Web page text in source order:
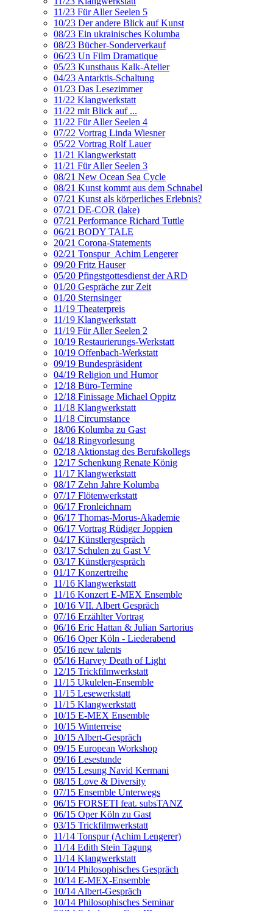
11/23 Für Aller Seelen 5
10/23 Der andere Blick auf Kunst
08/23 Ein ukrainisches Kolumba
08/23 Bücher-Sonderverkauf
06/23 Un Film Dramatique
05/23 Kunsthaus Kalk-Atelier
04/23 Antarktis-Schaltung
01/23 Das Lesezimmer
11/22 Klangwerkstatt
11/22 mit Blick auf ...
11/22 Für Aller Seelen 4
07/22 Vortrag Linda Wiesner
05/22 Vortrag Rolf Lauer
11/21 Klangwerkstatt
11/21 Für Aller Seelen 3
08/21 New Ocean Sea Cycle
08/21 Kunst kommt aus dem Schnabel
07/21 Kunst als körperliches Erlebnis?
07/21 DE-COR (lake)
07/21 Performance Richard Tuttle
06/21 BODY TALE
20/21 Corona-Statements
02/21 Tonspur_Achim Lengerer
09/20 Fritz Hauser
05/20 Pfingstgottesdienst der ARD
01/20 Gespräche zur Zeit
01/20 Sternsinger
11/19 Theaterpreis
11/19 Klangwerkstatt
11/19 Für Aller Seelen 2
10/19 Restaurierungs-Werkstatt
10/19 Offenbach-Werkstatt
09/19 Bundespräsident
04/19 Religion und Humor
12/18 Büro-Termine
12/18 Finissage Michael Oppitz
11/18 Klangwerkstatt
11/18 Circumstance
18/06 Kolumba zu Gast
04/18 Ringvorlesung
02/18 Aktionstag des Berufskollegs
12/17 Schenkung Renate König
11/17 Klangwerkstatt
08/17 Zehn Jahre Kolumba
07/17 Flötenwerkstatt
06/17 Fronleichnam
06/17 Thomas-Morus-Akademie
06/17 Vortrag Rüdiger Joppien
04/17 Künstlergespräch
03/17 Schulen zu Gast V
03/17 Künstlergespräch
01/17 Konzertreihe
11/16 Klangwerkstatt
11/16 Konzert E-MEX Ensemble
10/16 VII. Albert Gespräch
07/16 Erzählter Vortrag
06/16 Eric Hattan & Julian Sartorius
06/16 Oper Köln - Liederabend
05/16 new talents
05/16 Harvey Death of Light
12/15 Trickfilmwerkstatt
11/15 Ukulelen-Ensemble
11/15 Lesewerkstatt
11/15 Klangwerkstatt
10/15 E-MEX Ensemble
10/15 Winterreise
10/15 Albert-Gespräch
09/15 European Workshop
09/16 Lesestunde
09/15 Lesung Navid Kermani
08/15 Love & Diversity
07/15 Ensemble Unterwegs
06/15 FORSETI feat. subsTANZ
06/15 Oper Köln zu Gast
03/15 Trickfilmwerkstatt
11/14 Tonspur (Achim Lengerer)
11/14 Edith Stein Tagung
11/14 Klangwerkstatt
10/14 Philosophisches Gespräch
10/14 E-MEX-Ensemble
10/14 Albert-Gespräch
10/14 Philosophisches Seminar